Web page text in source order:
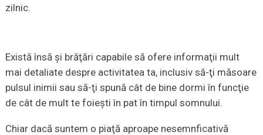
zilnic.
Există însă şi brăţări capabile să ofere informaţii mult
mai detaliate despre activitatea ta, inclusiv să-ţi măsoare
pulsul inimii sau să-ţi spună cât de bine dormi în funcţie
de cât de mult te foieşti în pat în timpul somnului.
Chiar dacă suntem o piaţă aproape nesemnficativă